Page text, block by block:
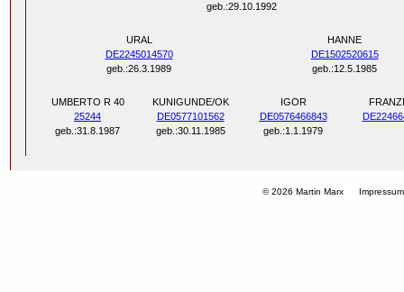
© 2026 Martin Marx
geb.:29.10.1992
URAL
DE2245014570
geb.:26.3.1989
HANNE
DE1502520615
geb.:12.5.1985
UMBERTO R 40
25244
geb.:31.8.1987
KUNIGUNDE/OK
DE0577101562
geb.:30.11.1985
IGOR
DE0576466843
geb.:1.1.1979